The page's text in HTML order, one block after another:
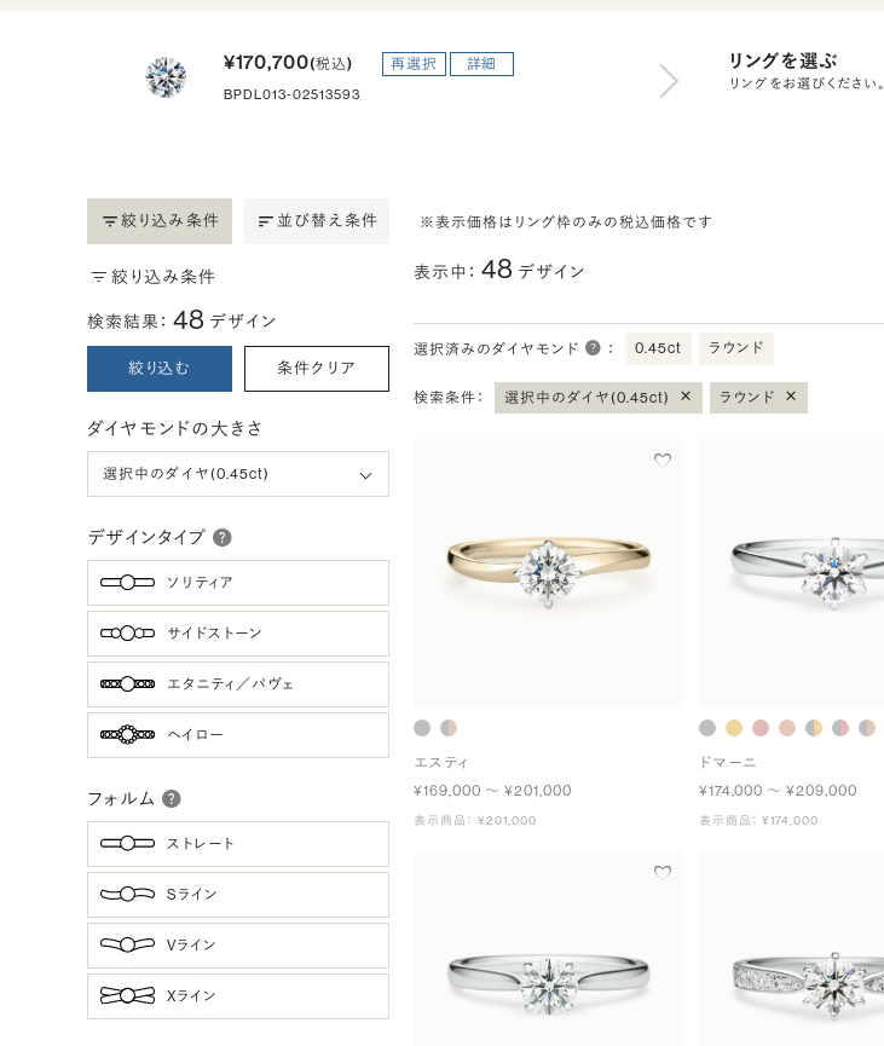
¥170,700(税込) 再選択 詳細
BPDL013-02513593
リングを選ぶ
リングをお選びください。
絞り込み条件 並び替え条件
絞り込み条件
検索結果： 48 デザイン
絞り込む 条件クリア
ダイヤモンドの大きさ
デザインタイプ
ソリティア
サイドストーン
エタニティ／パヴェ
ヘイロー
フォルム
ストレート
Sライン
Vライン
Xライン
※表示価格はリング枠のみの税込価格です
表示中： 48 デザイン
選択済みのダイヤモンド ： 0.45ct ラウンド
検索条件： 選択中のダイヤ(0.45ct) × ラウンド ×
エスティ
¥169,000 〜 ¥201,000
表示商品： ¥201,000
ドマーニ
¥174,000 〜 ¥209,000
表示商品： ¥174,000